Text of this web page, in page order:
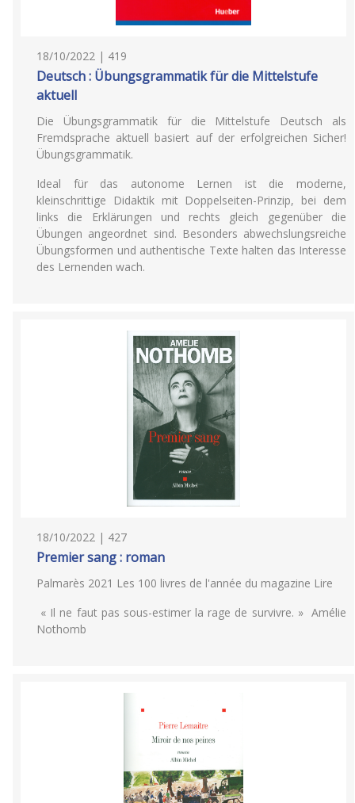
18/10/2022 | 419
Deutsch : Übungsgrammatik für die Mittelstufe
aktuell
Die Übungsgrammatik für die Mittelstufe Deutsch als
Fremdsprache aktuell basiert auf der erfolgreichen Sicher!
Übungsgrammatik.
Ideal für das autonome Lernen ist die moderne,
kleinschrittige Didaktik mit Doppelseiten-Prinzip, bei dem
links die Erklärungen und rechts gleich gegenüber die
Übungen angeordnet sind. Besonders abwechslungsreiche
Übungsformen und authentische Texte halten das Interesse
des Lernenden wach.
18/10/2022 | 427
Premier sang : roman
Palmarès 2021 Les 100 livres de l'année du magazine Lire
« Il ne faut pas sous-estimer la rage de survivre. » Amélie
Nothomb